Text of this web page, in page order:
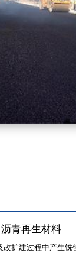
沥青再生材料
扩建过程中产生铣